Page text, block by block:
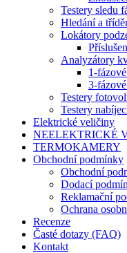
Testery sledu
Hledání a
Lokátory
Analyzátory
1-
3-
Testery
Testery
Elektrické veličiny
NEELEKTRICKÉ
TERMOKAMERY
Obchodní podmínky
Obchodní
Dodací
Reklamační
Ochrana
Recenze
Časté dotazy (FAQ)
Kontakt